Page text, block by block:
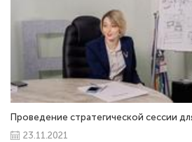
Проведение стратегической сессии
23.11.2021